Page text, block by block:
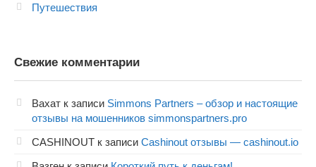
Путешествия
Свежие комментарии
Вахат к записи Simmons Partners – обзор и настоящие
отзывы на мошенников simmonspartners.pro
CASHINOUT к записи Cashinout отзывы — cashinout.io